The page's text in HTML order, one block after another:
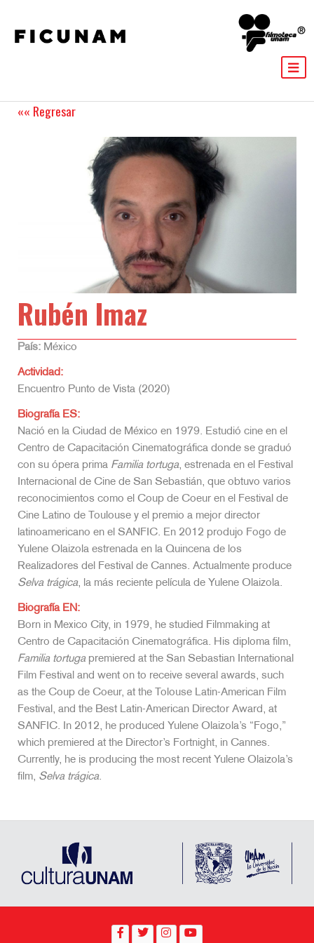
«« Regresar
Rubén Imaz
País: México
Actividad:
Encuentro Punto de Vista (2020)
Biografía ES:
Nació en la Ciudad de México en 1979. Estudió cine en el
Centro de Capacitación Cinematográfica donde se graduó
con su ópera prima Familia tortuga, estrenada en el Festival
Internacional de Cine de San Sebastián, que obtuvo varios
reconocimientos como el Coup de Coeur en el Festival de
Cine Latino de Toulouse y el premio a mejor director
latinoamericano en el SANFIC. En 2012 produjo Fogo de
Yulene Olaizola estrenada en la Quincena de los
Realizadores del Festival de Cannes. Actualmente produce
Selva trágica, la más reciente película de Yulene Olaizola.
Biografía EN:
Born in Mexico City, in 1979, he studied Filmmaking at
Centro de Capacitación Cinematográfica. His diploma film,
Familia tortuga premiered at the San Sebastian International
Film Festival and went on to receive several awards, such
as the Coup de Coeur, at the Tolouse Latin-American Film
Festival, and the Best Latin-American Director Award, at
SANFIC. In 2012, he produced Yulene Olaizola’s “Fogo,”
which premiered at the Director’s Fortnight, in Cannes.
Currently, he is producing the most recent Yulene Olaizola’s
film, Selva trágica.